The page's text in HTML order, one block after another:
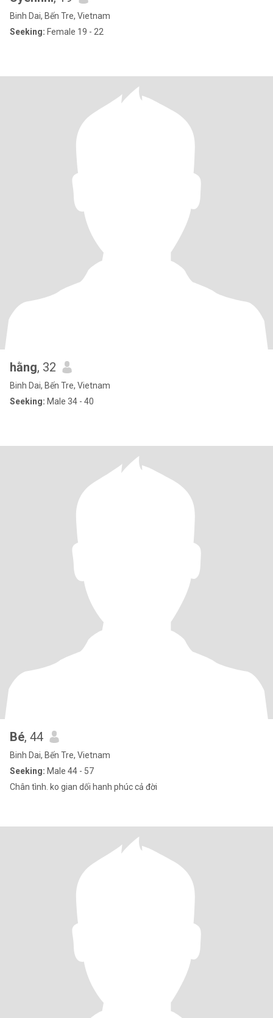
Binh Dai, Bến Tre, Vietnam
Seeking: Female 19 - 22
hằng, 32
Binh Dai, Bến Tre, Vietnam
Seeking: Male 34 - 40
Bé, 44
Binh Dai, Bến Tre, Vietnam
Seeking: Male 44 - 57
Chân tình. ko gian dối hanh phúc cả đời